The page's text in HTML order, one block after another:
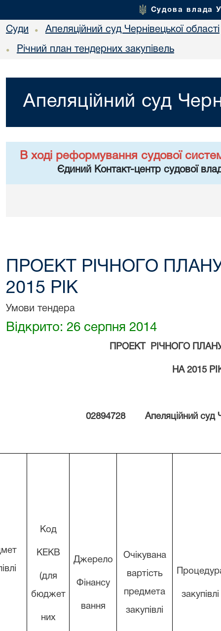
Судова влада
Суди • Апеляційний суд Чернівецької області
• Річний план тендерних закупівель
Апеляційний суд
В ході реформування судової
Єдиний Контакт-центр судової
ПРОЕКТ РІЧНОГО
2015 РІК
Умови тендера
Відкрито: 26 серпня 2014
ПРОЕКТ РІЧНОГО
НА 2015
02894728 Апеляційний суд
Код
КЕКВ
(для
бюджет
них
Джерело
Фінансу
вання
Очікувана
вартість
предмета
закупівлі
закупівлі